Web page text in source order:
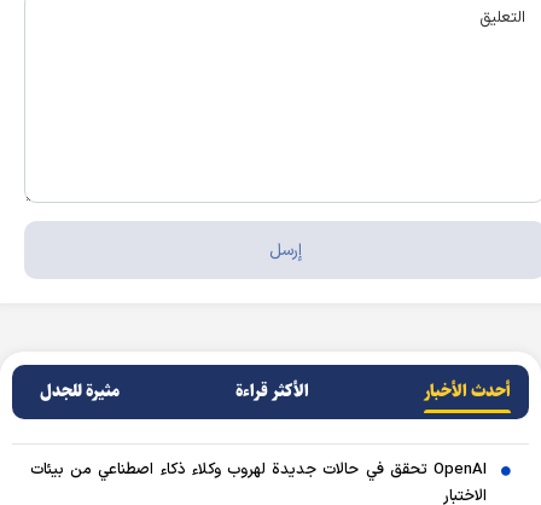
أحدث الأخبار الأکثر قراءة مثيرة للجدل
OpenAI تحقق في حالات جديدة لهروب وكلاء ذكاء اصطناعي من بيئات
الاختبار